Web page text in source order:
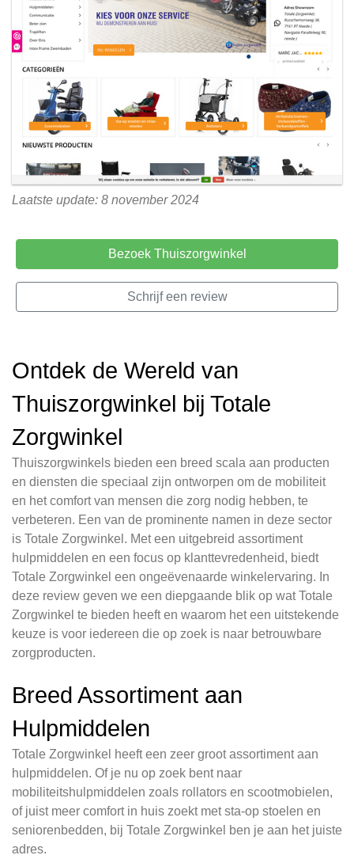
Laatste update: 8 november 2024
Bezoek Thuiszorgwinkel
Schrijf een review
Ontdek de Wereld van
Thuiszorgwinkel bij Totale
Zorgwinkel
Thuiszorgwinkels bieden een breed scala aan producten
en diensten die speciaal zijn ontworpen om de mobiliteit
en het comfort van mensen die zorg nodig hebben, te
verbeteren. Een van de prominente namen in deze sector
is Totale Zorgwinkel. Met een uitgebreid assortiment
hulpmiddelen en een focus op klanttevredenheid, biedt
Totale Zorgwinkel een ongeëvenaarde winkelervaring. In
deze review geven we een diepgaande blik op wat Totale
Zorgwinkel te bieden heeft en waarom het een uitstekende
keuze is voor iedereen die op zoek is naar betrouwbare
zorgproducten.
Breed Assortiment aan
Hulpmiddelen
Totale Zorgwinkel heeft een zeer groot assortiment aan
hulpmiddelen. Of je nu op zoek bent naar
mobiliteitshulpmiddelen zoals rollators en scootmobielen,
of juist meer comfort in huis zoekt met sta-op stoelen en
seniorenbedden, bij Totale Zorgwinkel ben je aan het juiste
adres.